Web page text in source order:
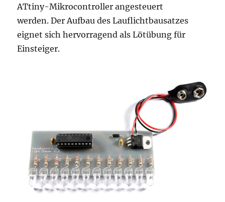
ATtiny-Mikrocontroller angesteuert
werden. Der Aufbau des Lauflichtbausatzes
eignet sich hervorragend als Lötübung für
Einsteiger.